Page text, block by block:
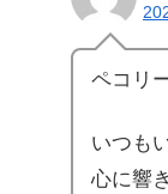
ペコリ
いつも
心に響